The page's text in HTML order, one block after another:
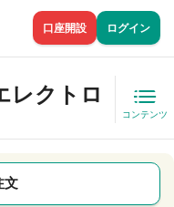
口座開設 ログイン
レクトロ
コンテンツ
文